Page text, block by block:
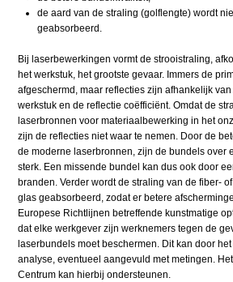
de aard van de straling (golflengte) wordt
geabsorbeerd.
Bij laserbewerkingen vormt de strooistraling,
het werkstuk, het grootste gevaar. Immers de
afgeschermd, maar reflecties zijn afhankelijk
werkstuk en de reflectie coëfficiënt. Omdat de
laserbronnen voor materiaalbewerking in het
zijn de reflecties niet waar te nemen. Door de
de moderne laserbronnen, zijn de bundels over
sterk. Een missende bundel kan dus ook door
branden. Verder wordt de straling van de fiber-
glas geabsorbeerd, zodat er betere
Europese Richtlijnen betreffende kunstmatige
dat elke werkgever zijn werknemers tegen de
laserbundels moet beschermen. Dit kan door
analyse, eventueel aangevuld met metingen.
Centrum kan hierbij ondersteunen.